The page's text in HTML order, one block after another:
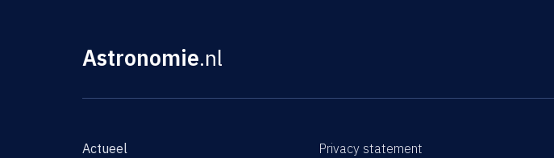
Astronomie.nl
Actueel Privacy statement